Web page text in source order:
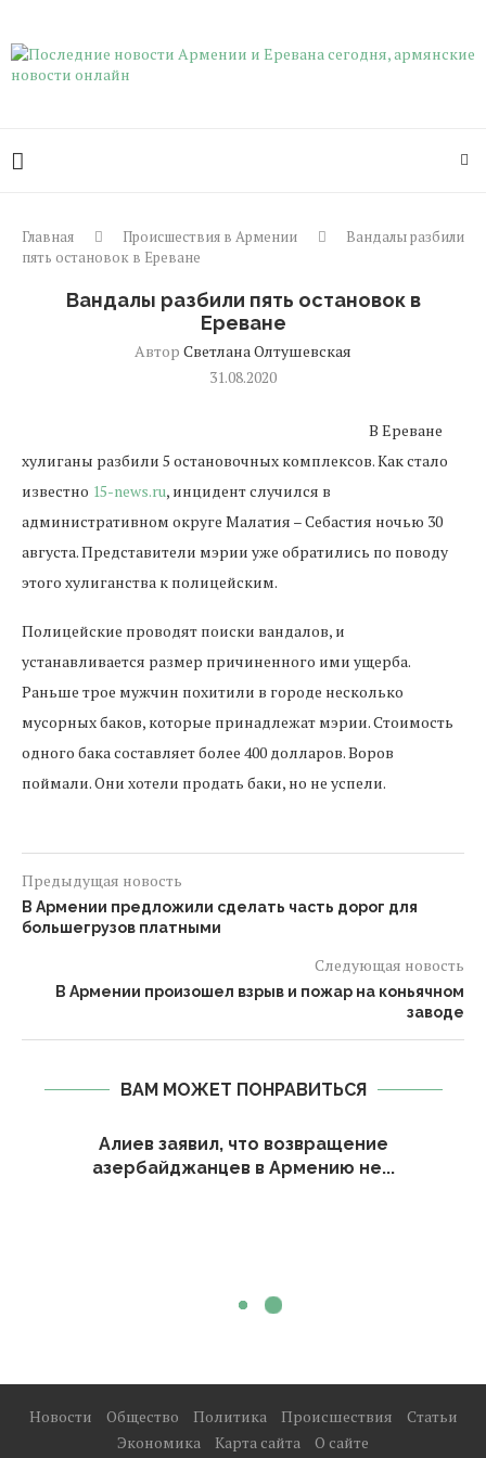
Главная Происшествия в Армении
Вандалы разбили
пять остановок в Ереване
Вандалы разбили пять остановок в
Ереване
Автор Светлана Олтушевская
31.08.2020
В Ереване
хулиганы разбили 5 остановочных комплексов. Как стало
известно 15-news.ru, инцидент случился в
административном округе Малатия – Себастия ночью 30
августа. Представители мэрии уже обратились по поводу
этого хулиганства к полицейским.
Полицейские проводят поиски вандалов, и
устанавливается размер причиненного ими ущерба.
Раньше трое мужчин похитили в городе несколько
мусорных баков, которые принадлежат мэрии. Стоимость
одного бака составляет более 400 долларов. Воров
поймали. Они хотели продать баки, но не успели.
Предыдущая новость
В Армении предложили сделать часть дорог для
большегрузов платными
Следующая новость
В Армении произошел взрыв и пожар на коньячном
заводе
ВАМ МОЖЕТ ПОНРАВИТЬСЯ
Алиев заявил, что возвращение
азербайджанцев в Армению не...
Новости Общество Политика Происшествия
Статьи
Экономика
Карта сайта О сайте